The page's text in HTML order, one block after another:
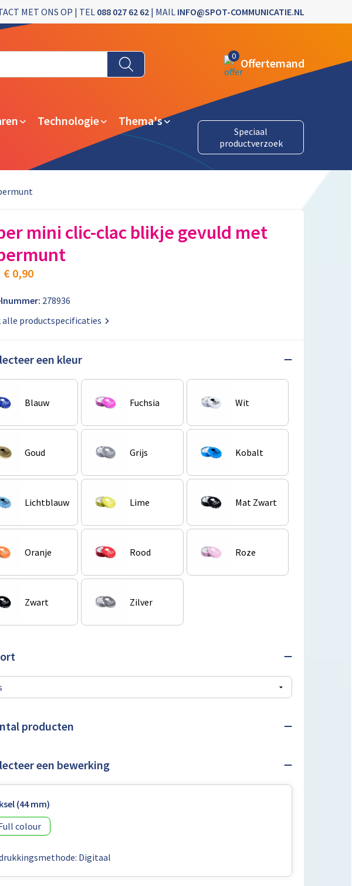
MET ONS OP | TEL088 027 62 62| MAIL INFO@SPOT-COMMUNICATIE.NL
0 Offertemand
Technologie Thema's
Speciaal
productverzoek
mini clic-clac blikje gevuld met
€ 0,90
278936
alle productspecificaties
een kleur
Blauw Fuchsia Wit
Goud Grijs Kobalt
Lichtblauw Lime Mat Zwart
Oranje Rood Roze
Zwart Zilver
producten
een bewerking
(44 mm)
colour
Digitaal